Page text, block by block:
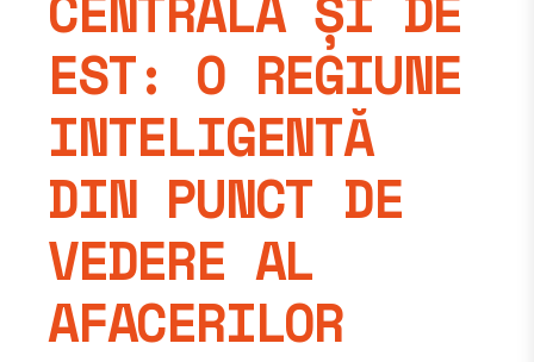
EST: O REGIUNE
INTELIGENTĂ
DIN PUNCT DE
VEDERE AL
AFACERILOR